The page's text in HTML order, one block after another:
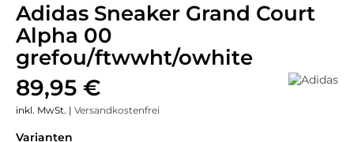
Adidas Sneaker Grand Court
Alpha 00
grefou/ftwwht/owhite
89,95 €
inkl. MwSt. | Versandkostenfrei
Varianten